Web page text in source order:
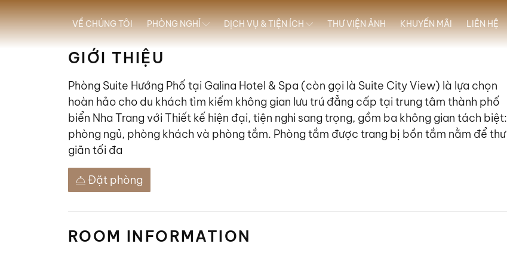
VỀ CHÚNG TÔI PHÒNG NGHỈ DỊCH VỤ & TIỆN ÍCH THƯ VIỆN ẢNH KHUYẾN MÃI LIÊN HỆ
GIỚI THIỆU
Phòng Suite Hướng Phố tại Galina Hotel & Spa (còn gọi là Suite City View) là lựa chọn
hoàn hảo cho du khách tìm kiếm không gian lưu trú đẳng cấp tại trung tâm thành phố
biển Nha Trang với Thiết kế hiện đại, tiện nghi sang trọng, gồm ba không gian tách biệt:
phòng ngủ, phòng khách và phòng tắm. Phòng tắm được trang bị bồn tắm nằm để thư
giãn tối đa
Đặt phòng
ROOM INFORMATION